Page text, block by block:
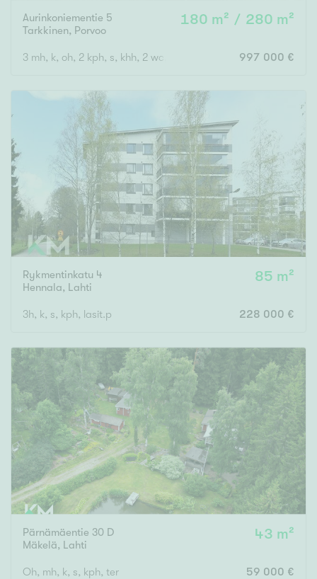
Arvokohteet
Vain arvokohteet Ei arvokohteita
Kunto
Tyydyttävä
Välttävä
Ominaisuudet
Hissi
Järvi- tai merinäköala
Maalämpö
Oma ranta
Oma sauna
Senioriasunto
Aurinkoniementie 5
Tarkkinen, Porvoo
180 m² / 280 m²
3 mh, k, oh, 2 kph, s, khh, 2 wc, saunatupa, et, at, kellari,
997 000 €
Rykmentinkatu 4
Hennala, Lahti
85 m²
3h, k, s, kph, lasit.p 228 000 €
Pärnämäentie 30 D
Mäkelä, Lahti
43 m²
Oh, mh, k, s, kph, ter 59 000 €